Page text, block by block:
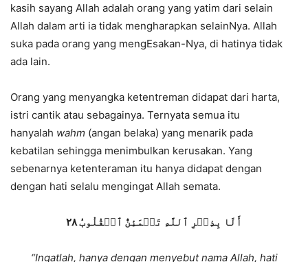
kasih sayang Allah adalah orang yang yatim dari selain
Allah dalam arti ia tidak mengharapkan selainNya. Allah
suka pada orang yang mengEsakan-Nya, di hatinya tidak
ada lain.
Orang yang menyangka ketentreman didapat dari harta,
istri cantik atau sebagainya. Ternyata semua itu
hanyalah wahm (angan belaka) yang menarik pada
kebatilan sehingga menimbulkan kerusakan. Yang
sebenarnya ketenteraman itu hanya didapat dengan
dengan hati selalu mengingat Allah semata.
أَلَا بِذِكۡرِ ٱللَّهِ تَطۡمَئِنُّ ٱلۡقُلُوبُ ٢٨
“Ingatlah, hanya dengan menyebut nama Allah, hati